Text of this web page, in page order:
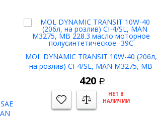
MOL DYNAMIC TRANSIT 10W-40 (206л,
на розлив) CI-4/SL, MAN M3275, MB
228.3 масло моторное
полусинтетическое -39C
420 Р
НЕТ В
НАЛИЧИИ